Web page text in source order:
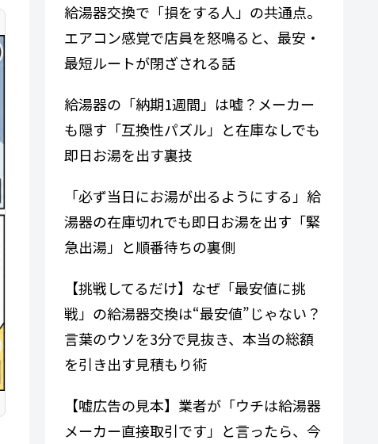
給湯器交換で「損をする人」の共通点。
エアコン感覚で店員を怒鳴ると、最安・
最短ルートが閉ざされる話
給湯器の「納期1週間」は嘘？メーカー
も隠す「互換性パズル」と在庫なしでも
即日お湯を出す裏技
「必ず当日にお湯が出るようにする」給
湯器の在庫切れでも即日お湯を出す「緊
急出湯」と順番待ちの裏側
【挑戦してるだけ】なぜ「最安値に挑
戦」の給湯器交換は“最安値”じゃない？
言葉のウソを3分で見抜き、本当の総額
を引き出す見積もり術
【嘘広告の見本】業者が「ウチは給湯器
メーカー直接取引です」と言ったら、今